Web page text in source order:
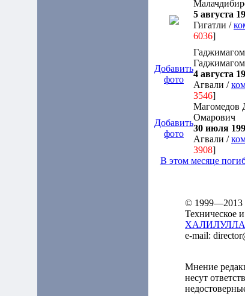
5 августа
Гигатли /
6036]
Добавить
фото
4 августа
Агвали /
3546]
Добавить
фото
Магомедов
Омарович
30 июля
Агвали /
3908]
В этом месяце
© 1999—2013
Техническое
e-mail:
Мнение
несут